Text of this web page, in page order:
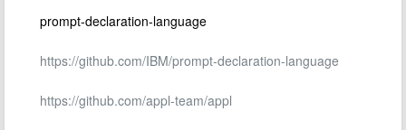
prompt-declaration-language
https://github.com/IBM/prompt-declaration-language
https://github.com/appl-team/appl